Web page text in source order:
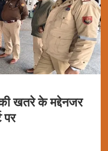
खतरे के मद्देनजर
पर